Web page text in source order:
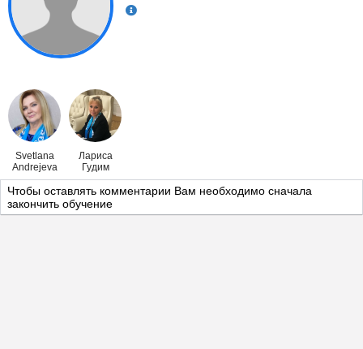
Svetlana
Andrejeva
Лариса
Гудим
Чтобы оставлять комментарии Вам необходимо сначала
закончить обучение